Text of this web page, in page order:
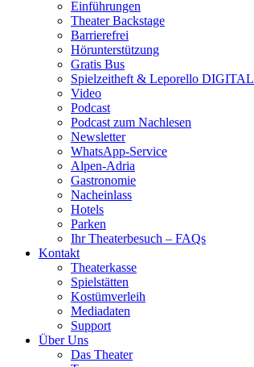
Einführungen
Theater Backstage
Barrierefrei
Hörunterstützung
Gratis Bus
Spielzeitheft & Leporello DIGITAL
Video
Podcast
Podcast zum Nachlesen
Newsletter
WhatsApp-Service
Alpen-Adria
Gastronomie
Nacheinlass
Hotels
Parken
Ihr Theaterbesuch – FAQs
Kontakt
Theaterkasse
Spielstätten
Kostümverleih
Mediadaten
Support
Über Uns
Das Theater